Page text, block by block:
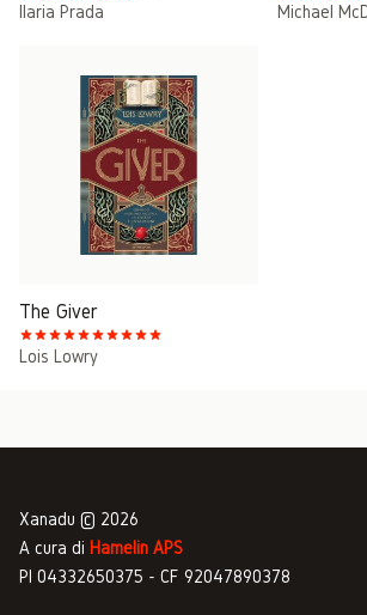
Ilaria Prada Michael
The Giver
Lois Lowry
Xanadu © 2026
A cura di Hamelin APS
PI 04332650375 - CF 92047890378